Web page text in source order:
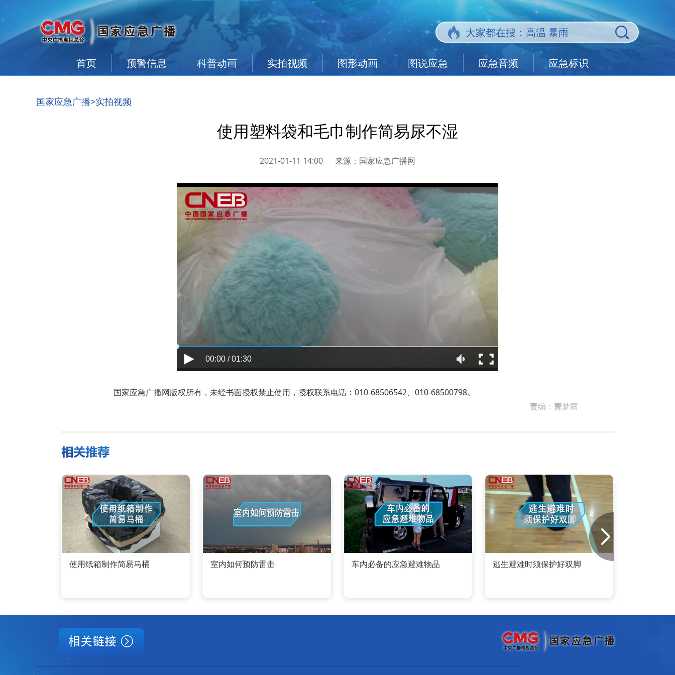
首页 预警信息 科普动画 实拍视频 图形动画 图说应急 应急音频 应急标识
国家应急广播>实拍视频
使用塑料袋和毛巾制作简易尿不湿
2021-01-11 14:00 来源： 国家应急广播网
00:00 / 01:30
国家应急广播网版权所有，未经书面授权禁止使用，授权联系电话：010-68506542、010-68500798。
责编： 曹梦雨
使用纸箱制作简易马桶 室内如何预防雷击 车内必备的应急避难物品 逃生避难时须保护好双脚